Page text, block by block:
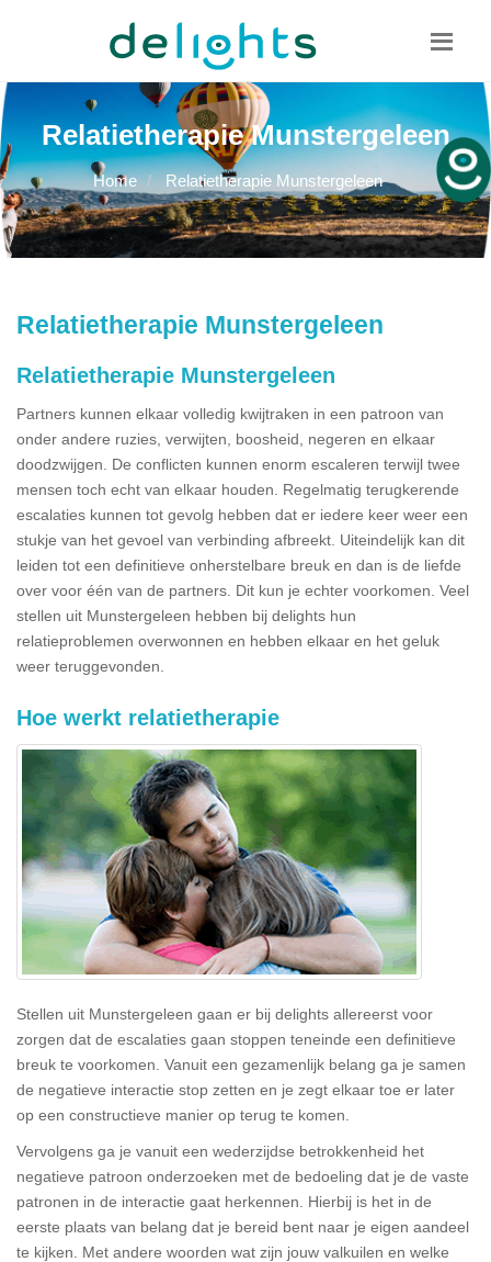
085 130 1482 info@delights.nu
Relatietherapie Munstergeleen
Home Relatietherapie Munstergeleen
Relatietherapie Munstergeleen
Relatietherapie Munstergeleen
Partners kunnen elkaar volledig kwijtraken in een patroon van
onder andere ruzies, verwijten, boosheid, negeren en elkaar
doodzwijgen. De conflicten kunnen enorm escaleren terwijl twee
mensen toch echt van elkaar houden. Regelmatig terugkerende
escalaties kunnen tot gevolg hebben dat er iedere keer weer een
stukje van het gevoel van verbinding afbreekt. Uiteindelijk kan dit
leiden tot een definitieve onherstelbare breuk en dan is de liefde
over voor één van de partners. Dit kun je echter voorkomen. Veel
stellen uit Munstergeleen hebben bij delights hun
relatieproblemen overwonnen en hebben elkaar en het geluk
weer teruggevonden.
Hoe werkt relatietherapie
Stellen uit Munstergeleen gaan er bij delights allereerst voor
zorgen dat de escalaties gaan stoppen teneinde een definitieve
breuk te voorkomen. Vanuit een gezamenlijk belang ga je samen
de negatieve interactie stop zetten en je zegt elkaar toe er later
op een constructieve manier op terug te komen.
Vervolgens ga je vanuit een wederzijdse betrokkenheid het
negatieve patroon onderzoeken met de bedoeling dat je de vaste
patronen in de interactie gaat herkennen. Hierbij is het in de
eerste plaats van belang dat je bereid bent naar je eigen aandeel
te kijken. Met andere woorden wat zijn jouw valkuilen en welke